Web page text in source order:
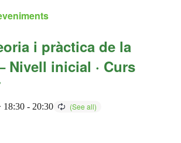
i pràctica de la
Nivell inicial · Curs
18:30 - 20:30